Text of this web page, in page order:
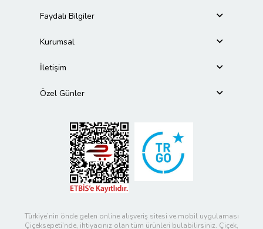
Faydalı Bilgiler
Kurumsal
İletişim
Özel Günler
Türkiye’nin önde gelen online alışveriş sitesi ve mobil uygulaması
Çiçeksepeti’nde, ihtiyacınız olan tüm ürünleri bulabilirsiniz. Çiçek,